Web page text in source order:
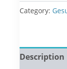
Category:
Description